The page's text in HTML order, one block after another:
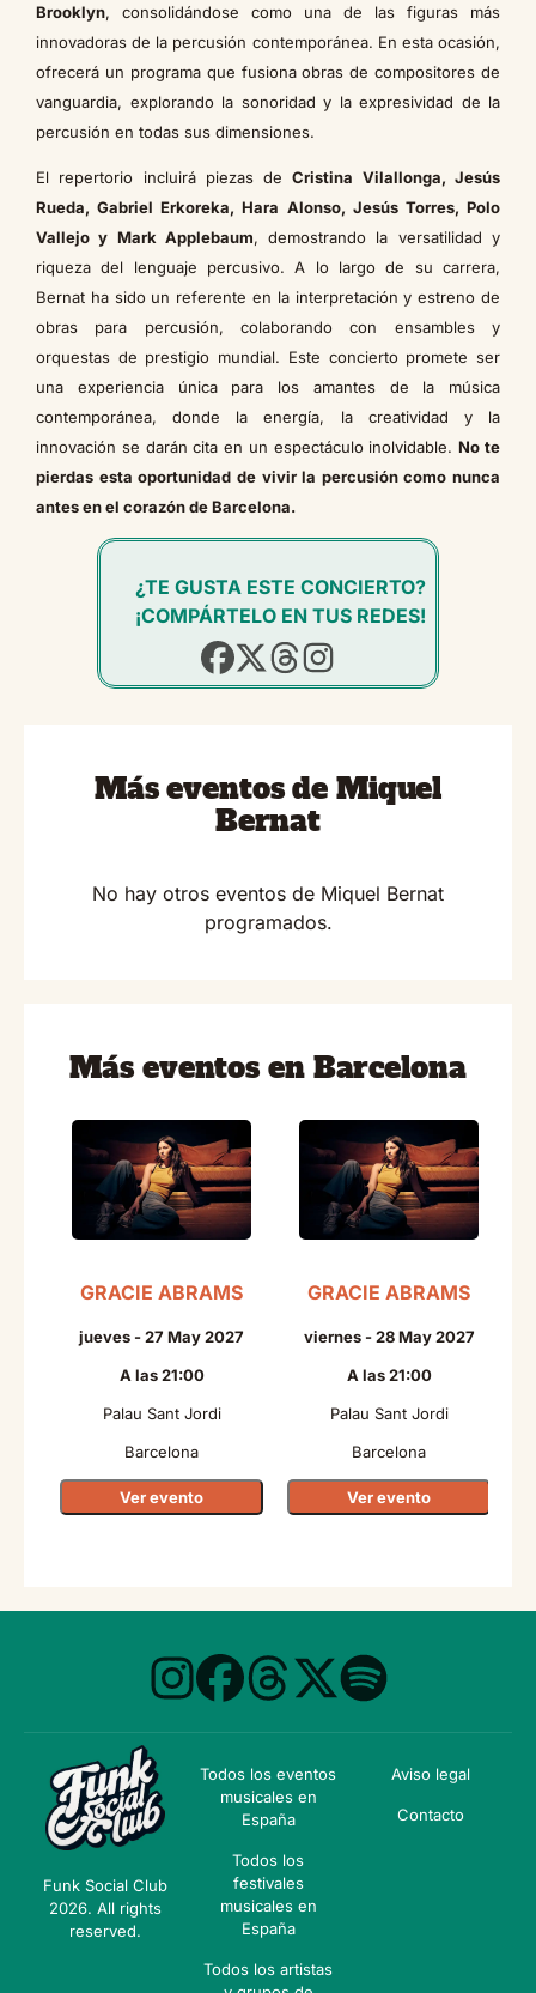
Brooklyn, consolidándose como una de las figuras más
innovadoras de la percusión contemporánea. En esta ocasión,
ofrecerá un programa que fusiona obras de compositores de
vanguardia, explorando la sonoridad y la expresividad de la
percusión en todas sus dimensiones.
El repertorio incluirá piezas deCristina Vilallonga, Jesús
Rueda, Gabriel Erkoreka, Hara Alonso, Jesús Torres, Polo
Vallejo y Mark Applebaum, demostrando la versatilidad y
riqueza del lenguaje percusivo. A lo largo de su carrera,
Bernat ha sido un referente en la interpretación y estreno de
obras para percusión, colaborando con ensambles y
orquestas de prestigio mundial. Este concierto promete ser
una experiencia única para los amantes de la música
contemporánea, donde la energía, la creatividad y la
innovación se darán cita en un espectáculo inolvidable.No te
pierdas esta oportunidad de vivir la percusión como nunca
antes en el corazón de Barcelona.
¿TE GUSTA ESTE CONCIERTO?
¡COMPÁRTELO EN TUS REDES!
Más eventos de Miquel
Bernat
No hay otros eventos de Miquel Bernat
programados.
Más eventos en Barcelona
GRACIE ABRAMS
jueves - 27 May 2027
A las 21:00
Palau Sant Jordi
Barcelona
Ver evento
GRACIE ABRAMS
viernes - 28 May 2027
A las 21:00
Palau Sant Jordi
Barcelona
Ver evento
Funk Social Club
2026. All rights
reserved.
Todos los eventos
musicales en
España
Todos los
festivales
musicales en
España
Todos los artistas
Aviso legal
Contacto